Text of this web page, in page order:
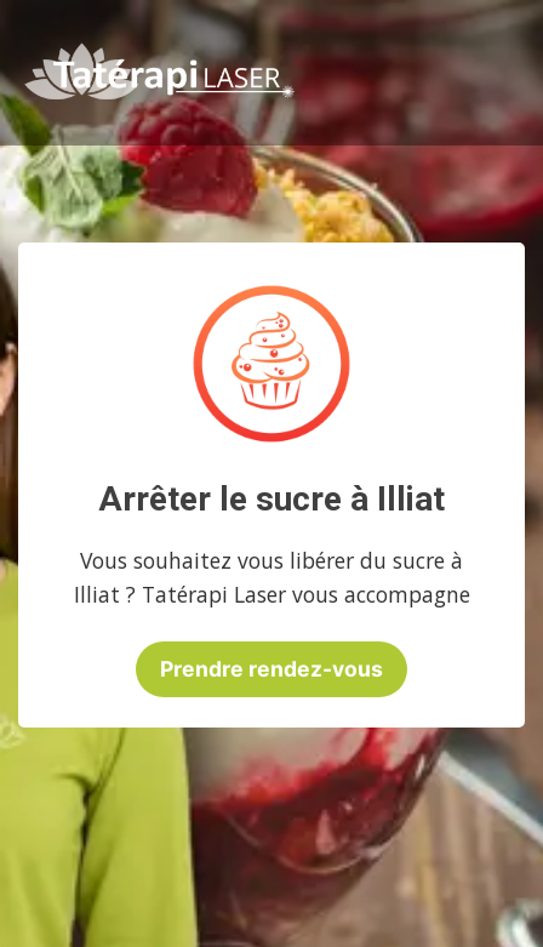
Arrêter le sucre à Illiat
Vous souhaitez vous libérer du sucre à
Illiat ? Tatérapi Laser vous accompagne
Prendre rendez-vous